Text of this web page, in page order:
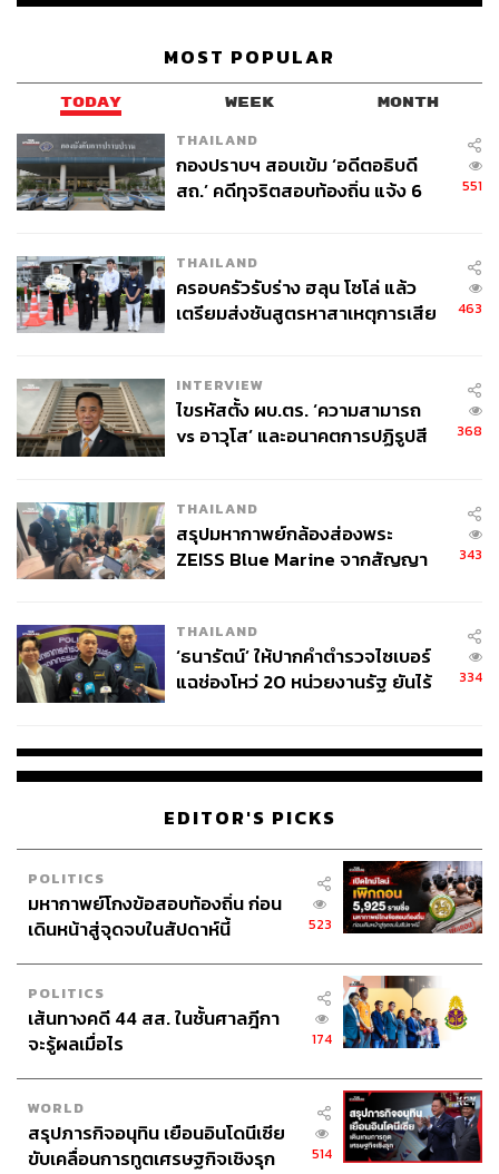
MOST POPULAR
TODAY WEEK MONTH
THAILAND
กองปราบฯ สอบเข้ม ‘อดีตอธิบดี
สถ.’ คดีทุจริตสอบท้องถิ่น แจ้ง 6
551
THAILAND
ครอบครัวรับร่าง ฮลุน โซโล่ แล้ว
เตรียมส่งชันสูตรหาสาเหตุการเสีย
463
INTERVIEW
ไขรหัสตั้ง ผบ.ตร. ‘ความสามารถ
vs อาวุโส’ และอนาคตการปฏิรูปสี
368
THAILAND
สรุปมหากาพย์กล้องส่องพระ
ZEISS Blue Marine จากสัญญา
จ่ายหนี้-แอบระบุแบรนด์
343
THAILAND
‘ธนารัตน์’ ให้ปากคำตำรวจไซเบอร์
แฉช่องโหว่ 20 หน่วยงานรัฐ ยันไร้
334
EDITOR'S PICKS
POLITICS
มหากาพย์โกงข้อสอบท้องถิ่น ก่อน
เดินหน้าสู่จุดจบในสัปดาห์นี้
523
POLITICS
เส้นทางคดี 44 สส. ในชั้นศาลฎีกา
จะรู้ผลเมื่อไร
174
WORLD
สรุปภารกิจอนุทิน เยือนอินโดนีเซีย
ขับเคลื่อนการทูตเศรษฐกิจเชิงรุก
514